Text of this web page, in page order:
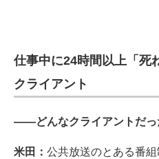
仕事中に24時間以上「死
クライアント
――どんなクライアントだっ
米田： 公共放送のとある番